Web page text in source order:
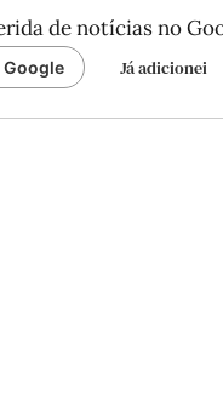
de notícias no
Google Já adicionei